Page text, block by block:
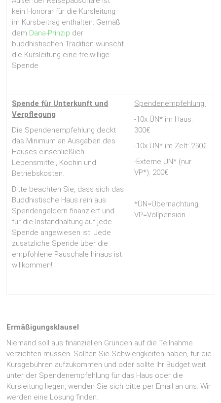
kein Honorar für die Kursleitung
im Kursbeitrag enthalten. Gemäß
dem Dana-Prinzip der
buddhistischen Tradition wünscht
die Kursleitung eine freiwillige
Spende.
Spende für Unterkunft und
Verpflegung
Die Spendenempfehlung deckt
das Minimum an Ausgaben des
Hauses einschließlich
Lebensmittel, Köchin und
Betriebskosten.
Bitte beachten Sie, dass sich das
Buddhistische Haus rein aus
Spendengeldern finanziert und
für die Instandhaltung auf jede
Spende angewiesen ist. Jede
zusätzliche Spende über die
empfohlene Pauschale hinaus ist
willkommen!
Spendenempfehlung:
-10x ÜN* im Haus:
300€
-10x ÜN* im Zelt: 250€
-Externe ÜN* (nur
VP*): 200€
*ÜN=Übernachtung
VP=Vollpension
Ermäßigungsklausel
Niemand soll aus finanziellen Gründen auf die Teilnahme
verzichten müssen. Sollten Sie Schwierigkeiten haben, für die
Kursgebühren aufzukommen und oder sollte Ihr Budget weit
unter der Spendenempfehlung für das Haus oder die
Kursleitung liegen, wenden Sie sich bitte per Email an uns. Wir
werden eine Lösung finden.